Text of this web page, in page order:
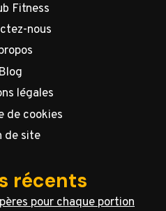
Fitness
nous
Blog
légales
de cookies
de site
récents
pour chaque portion